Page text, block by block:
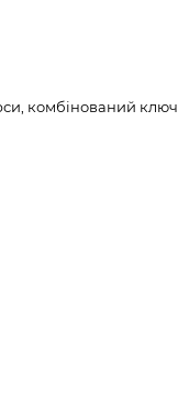
комбінований ключ